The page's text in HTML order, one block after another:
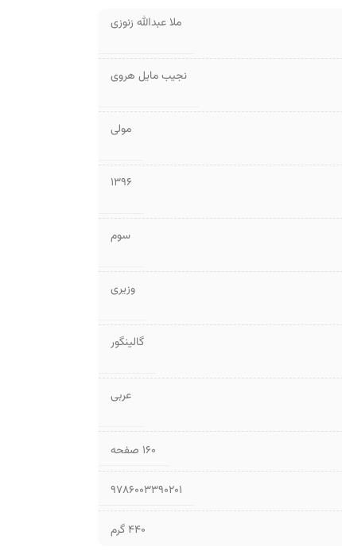
ملا عبدالله زنوزی
نجیب مایل هروی
مولی
1396
سوم
وزیری
گالینگور
عربی
۱۶۰ صفحه
9786003390201
440 گرم